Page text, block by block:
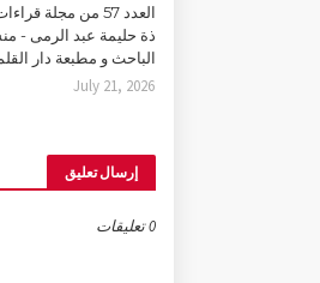
العدد 57 من مجلة
ذة حليمة عبد الرمى -
الباحث و مطبعة دار
July 21, 2026
إرسال تعليق
0 تعليقات